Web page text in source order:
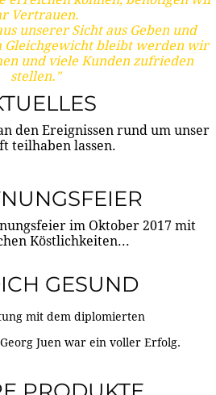
Vertrauen.
unserer Sicht aus Geben und
Gleichgewicht bleibt werden wir
und viele Kunden zufrieden
stellen."
den Ereignissen rund um unser
teilhaben lassen.
im Oktober 2017 mit
Köstlichkeiten...
GESUND
mit dem diplomierten
Juen war ein voller Erfolg.